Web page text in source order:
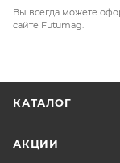
Вы всегда можете
сайте Futumag.
КАТАЛОГ
АКЦИИ